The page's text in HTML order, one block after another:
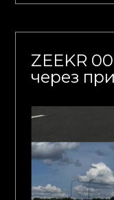
ZEEKR
через